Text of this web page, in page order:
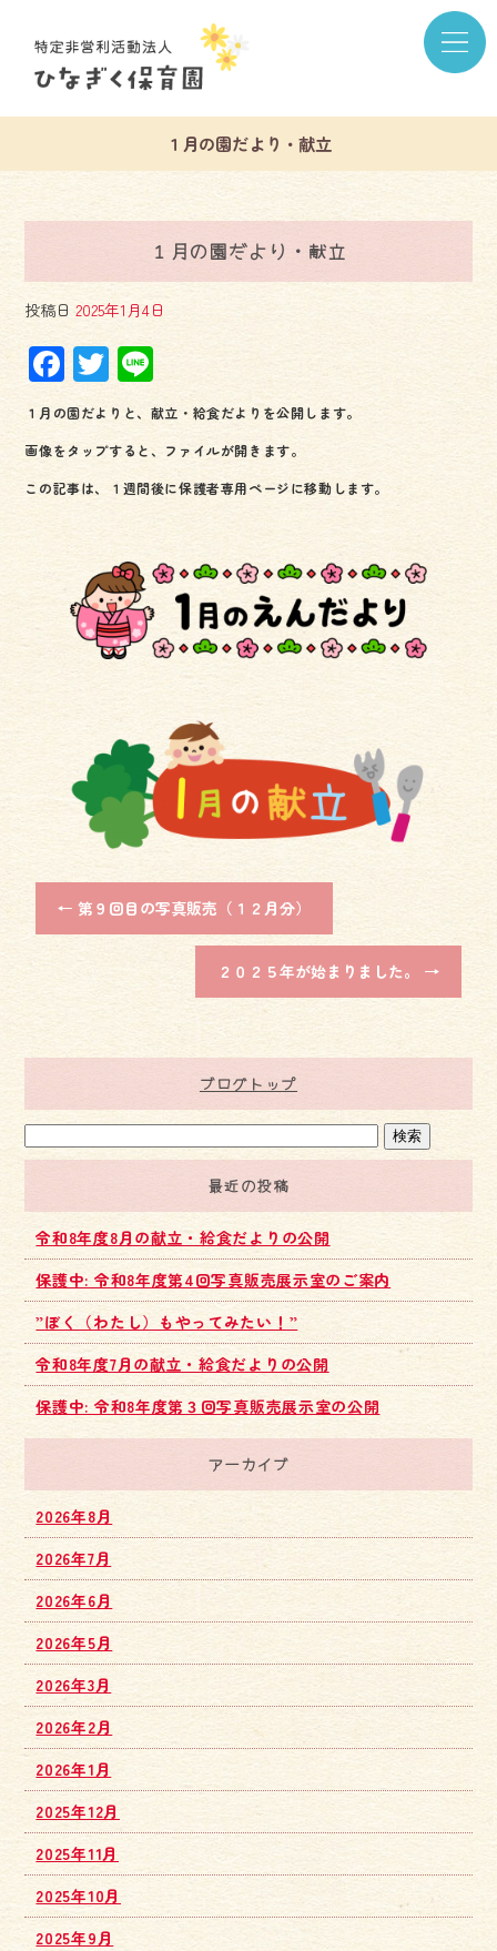
１月の園だより・献立
１月の園だより・献立
投稿日 2025年1月4日
F
ac
e
b
o
T
wi
tt
er
ne
１月の園だよりと、献立・給食だよりを公開します。
画像をタップすると、ファイルが開きます。
この記事は、１週間後に保護者専用ページに移動します。
← 第９回目の写真販売（１２月分）
２０２５年が始まりました。 →
ブログトップ
最近の投稿
令和8年度8月の献立・給食だよりの公開
保護中: 令和8年度第4回写真販売展示室のご案内
”ぼく（わたし）もやってみたい！”
令和8年度7月の献立・給食だよりの公開
保護中: 令和8年度第３回写真販売展示室の公開
アーカイブ
2026年8月
2026年7月
2026年6月
2026年5月
2026年3月
2026年2月
2026年1月
2025年12月
2025年11月
2025年10月
2025年9月